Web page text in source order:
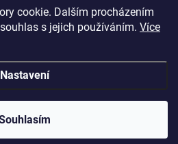
cookie. Dalším procházením
s jejich používáním. Více
Nastavení
zboží?